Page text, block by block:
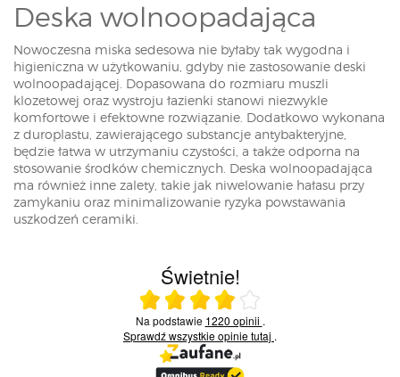
Deska wolnoopadająca
Nowoczesna miska sedesowa nie byłaby tak wygodna i
higieniczna w użytkowaniu, gdyby nie zastosowanie deski
wolnoopadającej. Dopasowana do rozmiaru muszli
klozetowej oraz wystroju łazienki stanowi niezwykle
komfortowe i efektowne rozwiązanie. Dodatkowo wykonana
z duroplastu, zawierającego substancje antybakteryjne,
będzie łatwa w utrzymaniu czystości, a także odporna na
stosowanie środków chemicznych. Deska wolnoopadająca
ma również inne zalety, takie jak niwelowanie hałasu przy
zamykaniu oraz minimalizowanie ryzyka powstawania
uszkodzeń ceramiki.
Świetnie!
Ocena średnia 4 na 5
Na podstawie 1220 opinii .
Sprawdź wszystkie opinietutaj .